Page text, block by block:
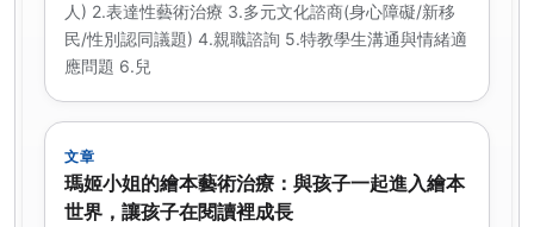
人) 2.表達性藝術治療 3.多元文化諮商(身心障礙/新移
民/性別認同議題) 4.親職諮詢 5.特教學生溝通與情緒適
應問題 6.兒
文章
瑪姬小姐的繪本藝術治療：與孩子一起進入繪本
世界，讓孩子在閱讀裡成長